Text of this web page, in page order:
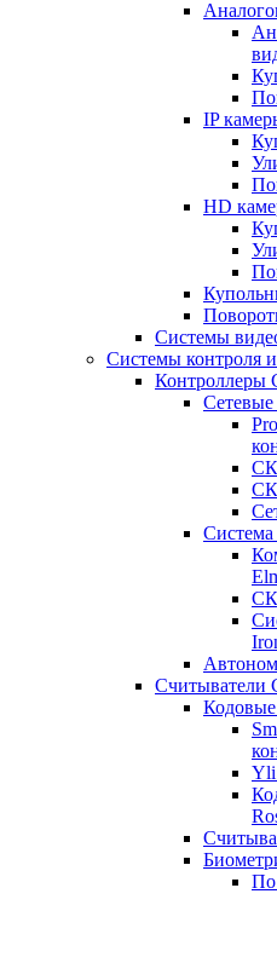
IP
HD
Системы
Системы контроля
Система
Yli
По